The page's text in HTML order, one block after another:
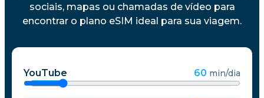
sociais, mapas ou chamadas de vídeo para
encontrar o plano eSIM ideal para sua viagem.
YouTube 60 min/dia